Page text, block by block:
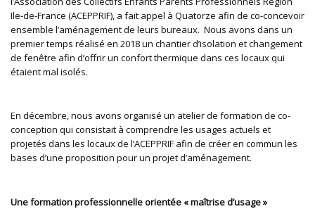
Ile-de-France (ACEPPRIF), a fait appel à Quatorze afin de co-concevoir
ensemble l’aménagement de leurs bureaux. Nous avons dans un
premier temps réalisé en 2018 un chantier d’isolation et changement
de fenêtre afin d’offrir un confort thermique dans ces locaux qui
étaient mal isolés.
En décembre, nous avons organisé un atelier de formation de co-
conception qui consistait à comprendre les usages actuels et
projetés dans les locaux de l’ACEPPRIF afin de créer en commun les
bases d’une proposition pour un projet d’aménagement.
Une formation professionnelle orientée « maîtrise d’usage »